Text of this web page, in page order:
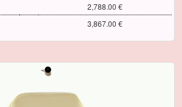
2,788.00 €
3,867.00 €